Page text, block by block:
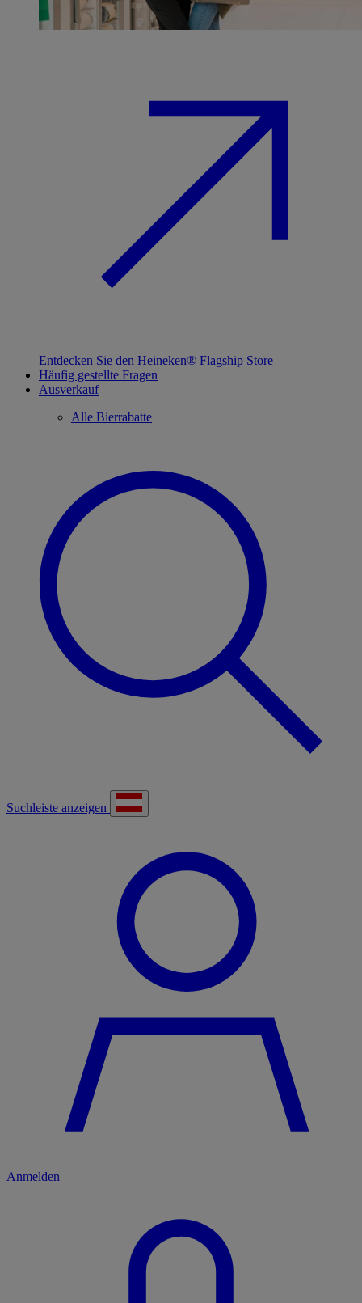
Entdecken Sie den Heineken® Flagship Store
Häufig gestellte Fragen
Ausverkauf
Alle Bierrabatte
Suchleiste anzeigen
Anmelden